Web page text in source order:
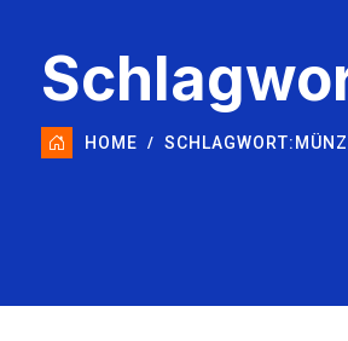
HOME SCHLAGWORT: